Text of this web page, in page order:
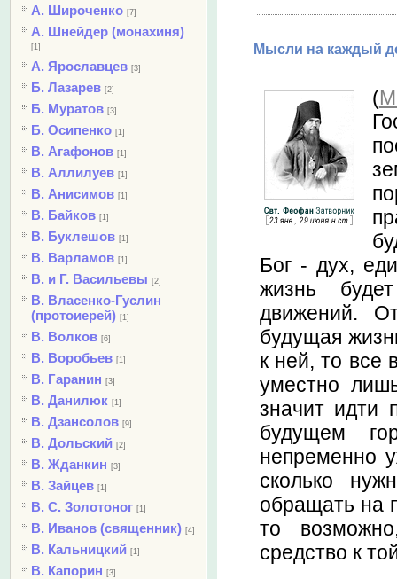
А. Широченко [7]
А. Шнейдер (монахиня)
[1]
А. Ярославцев [3]
Б. Лазарев [2]
Б. Муратов [3]
Б. Осипенко [1]
В. Агафонов [1]
В. Аллилуев [1]
В. Анисимов [1]
В. Байков [1]
В. Буклешов [1]
В. Варламов [1]
В. и Г. Васильевы [2]
В. Власенко-Гуслин
(протоиерей) [1]
В. Волков [6]
В. Воробьев [1]
В. Гаранин [3]
В. Данилюк [1]
В. Дзансолов [9]
В. Дольский [2]
В. Жданкин [3]
В. Зайцев [1]
В. С. Золотоног [1]
В. Иванов (священник) [4]
В. Кальницкий [1]
В. Капорин [3]
Мысли на каждый
(
Бог - дух,
жизнь
движений.
будущая
к ней, то все
уместно
значит идти
будущем
непременно
сколько
обращать на
то
средство к